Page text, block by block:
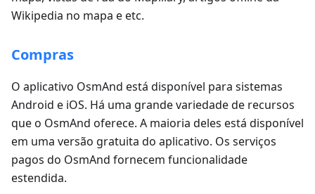
Wikipedia no mapa e etc.
Compras
O aplicativo OsmAnd está disponível para sistemas
Android e iOS. Há uma grande variedade de recursos
que o OsmAnd oferece. A maioria deles está disponível
em uma versão gratuita do aplicativo. Os serviços
pagos do OsmAnd fornecem funcionalidade
estendida.